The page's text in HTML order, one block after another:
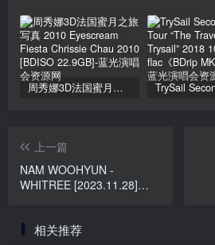
周秀娜3D法国蜜月之旅写真 2010 Eyescream Fiesta Chrissie Chau 2010 [BDISO 22.9GB]
上一篇
NAM WOOHYUN -
WHITREE [2023.11.28]
相关推荐